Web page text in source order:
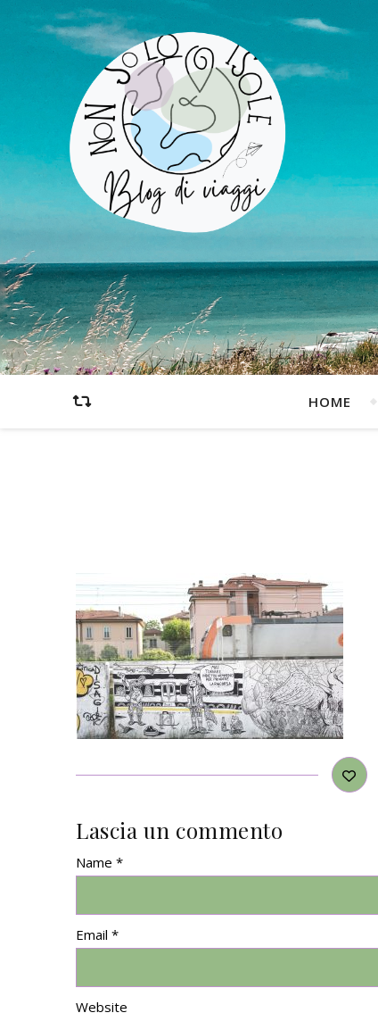
HOME
Lascia un commento
Name *
Email *
Website